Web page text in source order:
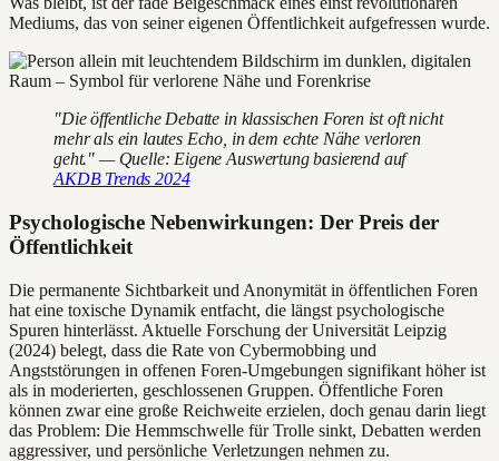
Mediums, das von seiner eigenen Öffentlichkeit aufgefressen wurde.
"Die öffentliche Debatte in klassischen Foren ist oft nicht
mehr als ein lautes Echo, in dem echte Nähe verloren
geht." — Quelle: Eigene Auswertung basierend auf
AKDB Trends 2024
Psychologische Nebenwirkungen: Der Preis der
Öffentlichkeit
Die permanente Sichtbarkeit und Anonymität in öffentlichen Foren
hat eine toxische Dynamik entfacht, die längst psychologische
Spuren hinterlässt. Aktuelle Forschung der Universität Leipzig
(2024) belegt, dass die Rate von Cybermobbing und
Angststörungen in offenen Foren-Umgebungen signifikant höher ist
als in moderierten, geschlossenen Gruppen. Öffentliche Foren
können zwar eine große Reichweite erzielen, doch genau darin liegt
das Problem: Die Hemmschwelle für Trolle sinkt, Debatten werden
aggressiver, und persönliche Verletzungen nehmen zu.